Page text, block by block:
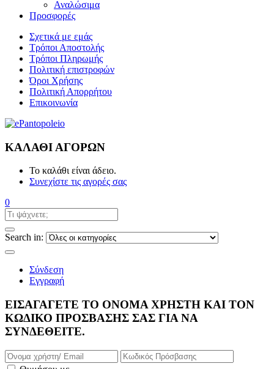
Αναλώσιμα
Προσφορές
Σχετικά με εμάς
Τρόποι Αποστολής
Τρόποι Πληρωμής
Πολιτική επιστροφών
Όροι Χρήσης
Πολιτική Απορρήτου
Επικοινωνία
ΚΑΛΆΘΙ ΑΓΟΡΏΝ
Το καλάθι είναι άδειο.
Συνεχίστε τις αγορές σας
0
Search in:
Σύνδεση
Εγγραφή
ΕΙΣΑΓΆΓΕΤΕ ΤΟ ΌΝΟΜΑ ΧΡΉΣΤΗ ΚΑΙ ΤΟΝ
ΚΩΔΙΚΌ ΠΡΌΣΒΑΣΉΣ ΣΑΣ ΓΙΑ ΝΑ
ΣΥΝΔΕΘΕΊΤΕ.